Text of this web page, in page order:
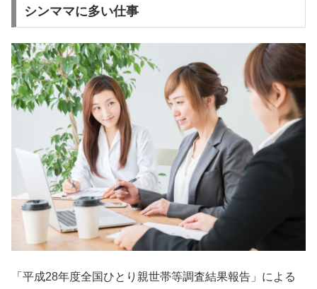
シンママに多い仕事
「平成28年度全国ひとり親世帯等調査結果報告」による